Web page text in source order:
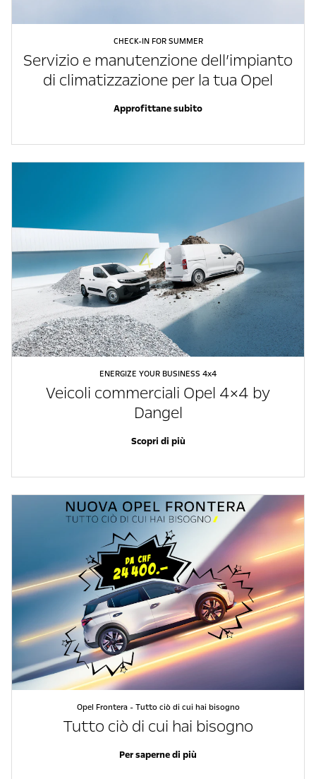
CHECK-IN FOR SUMMER
Servizio e manutenzione dell’impianto
di climatizzazione per la tua Opel
Approfittane subito
ENERGIZE YOUR BUSINESS 4x4
Veicoli commerciali Opel 4×4 by
Dangel
Scopri di più
Opel Frontera - Tutto ciò di cui hai bisogno
Tutto ciò di cui hai bisogno
Per saperne di più